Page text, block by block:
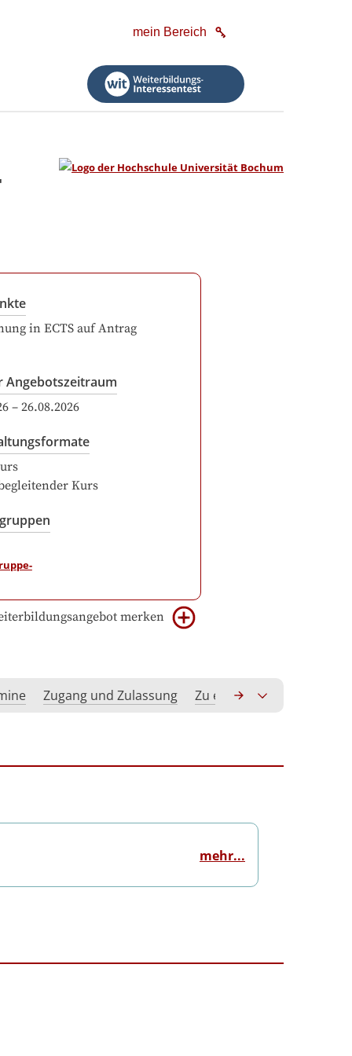
mein Bereich
in ECTS auf Antrag
Angebotszeitraum
– 26.08.2026
Kurs
merken
Zugang und Zulassung Zu erwerbende
mehr...